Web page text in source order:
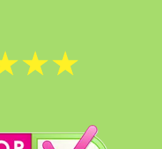
☆☆